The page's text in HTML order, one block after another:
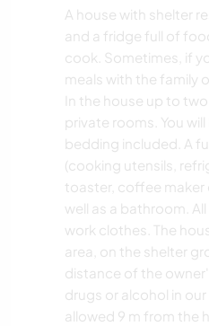
A house with shelter
and a fridge full of
cook. Sometimes, if
meals with the family
In the house up to
private rooms. You
bedding included. A
(cooking utensils,
toaster, coffee maker
well as a bathroom.
work clothes. The
area, on the shelter
distance of the
drugs or alcohol in
allowed 9 m from the